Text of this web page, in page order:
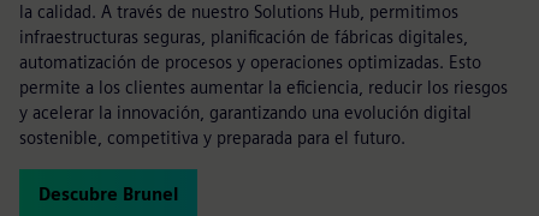
la calidad. A través de nuestro Solutions Hub, permitimos
infraestructuras seguras, planificación de fábricas digitales,
automatización de procesos y operaciones optimizadas. Esto
permite a los clientes aumentar la eficiencia, reducir los riesgos
y acelerar la innovación, garantizando una evolución digital
sostenible, competitiva y preparada para el futuro.
Descubre Brunel